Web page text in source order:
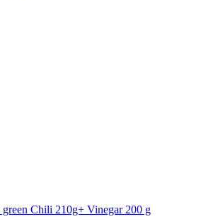
Chili 210g+ Vinegar 200 g